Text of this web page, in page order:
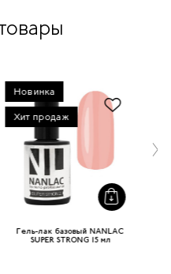
Новинка
Хит продаж
Гель-лак базовый NANLAC
SUPER STRONG 15 мл